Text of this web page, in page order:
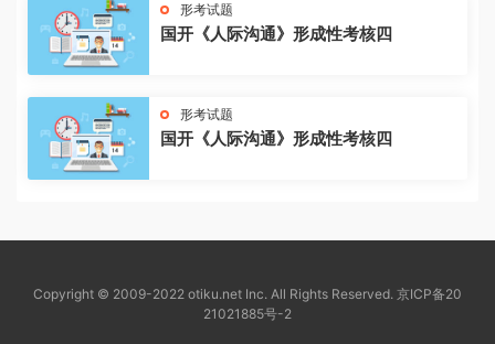
形考试题
国开《人际沟通》形成性考核四
形考试题
国开《人际沟通》形成性考核四
Copyright © 2009-2022 otiku.net Inc. All Rights Reserved. 京ICP备20
21021885号-2